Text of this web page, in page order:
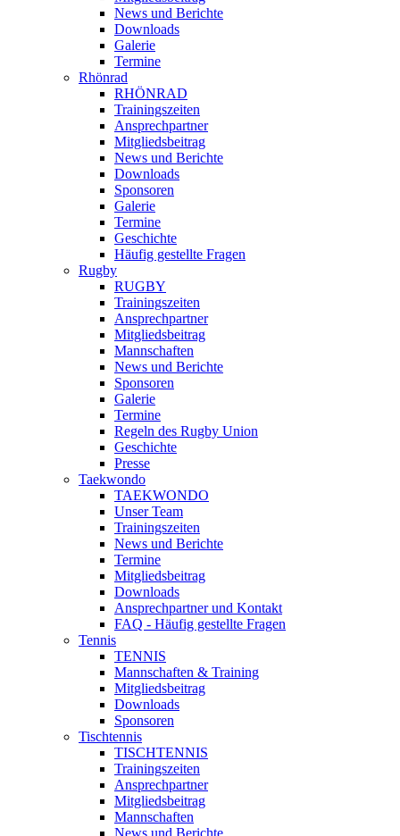
News und Berichte
Downloads
Galerie
Termine
Rhönrad
RHÖNRAD
Trainingszeiten
Ansprechpartner
Mitgliedsbeitrag
News und Berichte
Downloads
Sponsoren
Galerie
Termine
Geschichte
Häufig gestellte Fragen
Rugby
RUGBY
Trainingszeiten
Ansprechpartner
Mitgliedsbeitrag
Mannschaften
News und Berichte
Sponsoren
Galerie
Termine
Regeln des Rugby Union
Geschichte
Presse
Taekwondo
TAEKWONDO
Unser Team
Trainingszeiten
News und Berichte
Termine
Mitgliedsbeitrag
Downloads
Ansprechpartner und Kontakt
FAQ - Häufig gestellte Fragen
Tennis
TENNIS
Mannschaften & Training
Mitgliedsbeitrag
Downloads
Sponsoren
Tischtennis
TISCHTENNIS
Trainingszeiten
Ansprechpartner
Mitgliedsbeitrag
Mannschaften
News und Berichte